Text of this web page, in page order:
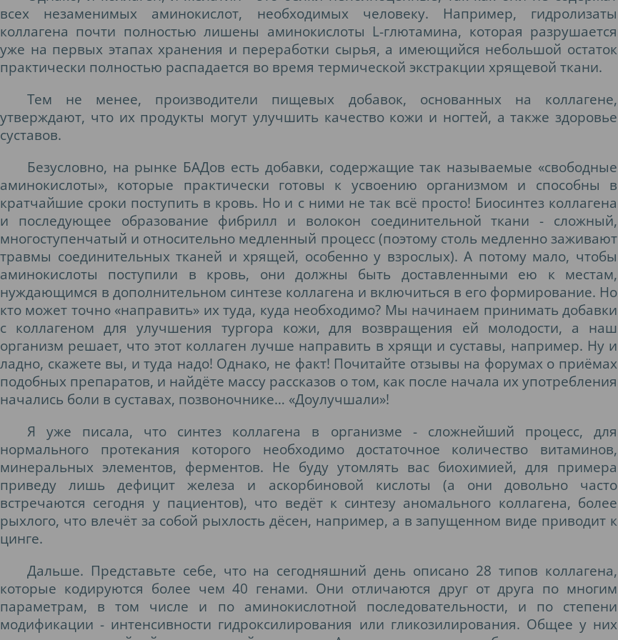
всех незаменимых аминокислот, необходимых человеку. Например, гидролизаты
коллагена почти полностью лишены аминокислоты L-глютамина, которая разрушается
уже на первых этапах хранения и переработки сырья, а имеющийся небольшой остаток
практически полностью распадается во время термической экстракции хрящевой ткани.
Тем не менее, производители пищевых добавок, основанных на коллагене,
утверждают, что их продукты могут улучшить качество кожи и ногтей, а также здоровье
суставов.
Безусловно, на рынке БАДов есть добавки, содержащие так называемые «свободные
аминокислоты», которые практически готовы к усвоению организмом и способны в
кратчайшие сроки поступить в кровь. Но и с ними не так всё просто! Биосинтез коллагена
и последующее образование фибрилл и волокон соединительной ткани - сложный,
многоступенчатый и относительно медленный процесс (поэтому столь медленно заживают
травмы соединительных тканей и хрящей, особенно у взрослых). А потому мало, чтобы
аминокислоты поступили в кровь, они должны быть доставленными ею к местам,
нуждающимся в дополнительном синтезе коллагена и включиться в его формирование. Но
кто может точно «направить» их туда, куда необходимо? Мы начинаем принимать добавки
с коллагеном для улучшения тургора кожи, для возвращения ей молодости, а наш
организм решает, что этот коллаген лучше направить в хрящи и суставы, например. Ну и
ладно, скажете вы, и туда надо! Однако, не факт! Почитайте отзывы на форумах о приёмах
подобных препаратов, и найдёте массу рассказов о том, как после начала их употребления
начались боли в суставах, позвоночнике… «Доулучшали»!
Я уже писала, что синтез коллагена в организме - сложнейший процесс, для
нормального протекания которого необходимо достаточное количество витаминов,
минеральных элементов, ферментов. Не буду утомлять вас биохимией, для примера
приведу лишь дефицит железа и аскорбиновой кислоты (а они довольно часто
встречаются сегодня у пациентов), что ведёт к синтезу аномального коллагена, более
рыхлого, что влечёт за собой рыхлость дёсен, например, а в запущенном виде приводит к
цинге.
Дальше. Представьте себе, что на сегодняшний день описано 28 типов коллагена,
которые кодируются более чем 40 генами. Они отличаются друг от друга по многим
параметрам, в том числе и по аминокислотной последовательности, и по степени
модификации - интенсивности гидроксилирования или гликозилирования. Общее у них